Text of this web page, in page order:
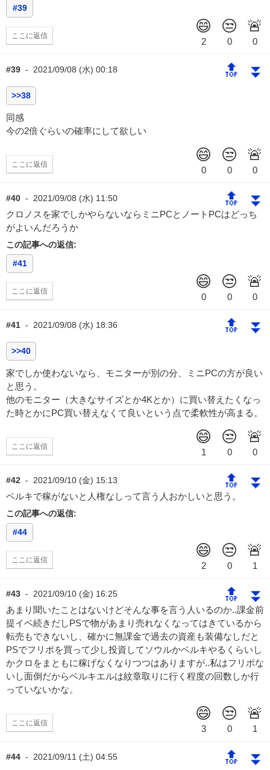
#39
ここに返信
#39 - 2021/09/08 (水) 00:18 🔝 ⏬
>>38
同感
今の2倍ぐらいの確率にして欲しい
ここに返信
#40 - 2021/09/08 (水) 11:50 🔝 ⏬
クロノスを家でしかやらないならミニPCとノートPCはどっち
がよいんだろうか
この記事への返信:
#41
ここに返信
#41 - 2021/09/08 (水) 18:36 🔝 ⏬
>>40
家でしか使わないなら、モニターが別の分、ミニPCの方が良い
と思う。
他のモニター（大きなサイズとか4Kとか）に買い替えたくなっ
た時とかにPC買い替えなくて良いという点で柔軟性が高まる。
ここに返信
#42 - 2021/09/10 (金) 15:13 🔝 ⏬
ベルキで稼がないと人権なしって言う人おかしいと思う。
この記事への返信:
#44
ここに返信
#43 - 2021/09/10 (金) 16:25 🔝 ⏬
あまり聞いたことはないけどそんな事を言う人いるのか..課金前
提イベ続きだしPSで物があまり売れなくなってはきているから
転売もできないし、確かに無課金で過去の資産も装備なしだと
PSでフリポを買って少し投資してソウルかベルキやるくらいし
かクロをまともに稼げなくなりつつはありますが..私はフリポな
いし面倒だからベルキエルは紋章取りに行く程度の回数しか行
っていないかな。
ここに返信
#44 - 2021/09/11 (土) 04:55 🔝 ⏬